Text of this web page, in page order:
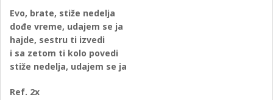
Evo, brate, stiže nedelja
dođe vreme, udajem se ja
hajde, sestru ti izvedi
i sa zetom ti kolo povedi
stiže nedelja, udajem se ja
Ref. 2x